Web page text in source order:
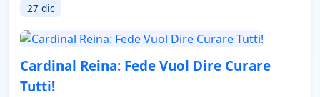
27 dic
Cardinal Reina: Fede Vuol Dire Curare
Tutti!